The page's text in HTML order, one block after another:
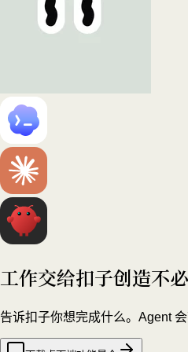
工作交给扣子创造不
告诉扣子你想完成什么。Agent